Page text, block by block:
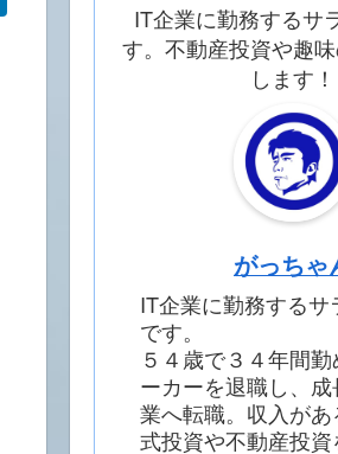
IT企業に勤務するサ
す。不動産投資や趣
します！
がっちゃ
IT企業に勤務するサ
です。
５４歳で３４年間
ーカーを退職し、
業へ転職。収入が
式投資や不動産投資